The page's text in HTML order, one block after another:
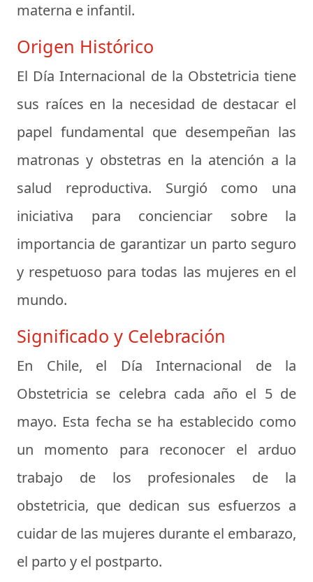
materna e infantil.
Origen Histórico
El Día Internacional de la Obstetricia tiene
sus raíces en la necesidad de destacar el
papel fundamental que desempeñan las
matronas y obstetras en la atención a la
salud reproductiva. Surgió como una
iniciativa para concienciar sobre la
importancia de garantizar un parto seguro
y respetuoso para todas las mujeres en el
mundo.
Significado y Celebración
En Chile, el Día Internacional de la
Obstetricia se celebra cada año el 5 de
mayo. Esta fecha se ha establecido como
un momento para reconocer el arduo
trabajo de los profesionales de la
obstetricia, que dedican sus esfuerzos a
cuidar de las mujeres durante el embarazo,
el parto y el postparto.